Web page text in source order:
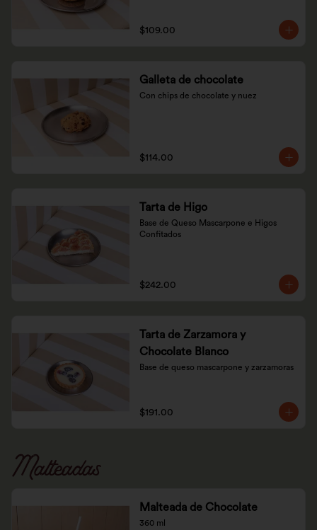
$109.00
Galleta de chocolate
Con chips de chocolate y nuez
$114.00
Tarta de Higo
Base de Queso Mascarpone e Higos
Confitados
$242.00
Tarta de Zarzamora y
Chocolate Blanco
Base de queso mascarpone y zarzamoras
$191.00
Malteadas
Malteada de Chocolate
360 ml